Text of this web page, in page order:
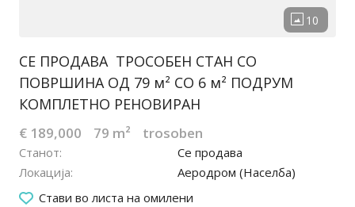
СЕ ПРОДАВА ТРОСОБЕН СТАН СО
ПОВРШИНА ОД 79 м² СО 6 м² ПОДРУМ
КОМПЛЕТНО РЕНОВИРАН
€ 189,000 79 m² trosoben
Станот
Се продава
Локација
Аеродром (Населба)
Стави во листа на омилени
10.03.2026